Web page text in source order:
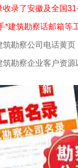
收录了安徽及全国
*建筑勘察话邮箱等
勘察公司电话黄页
勘察企业客户资源